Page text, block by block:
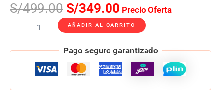
S/499.00 S/349.00 Precio Oferta
AÑADIR AL CARRITO
Pago seguro garantizado